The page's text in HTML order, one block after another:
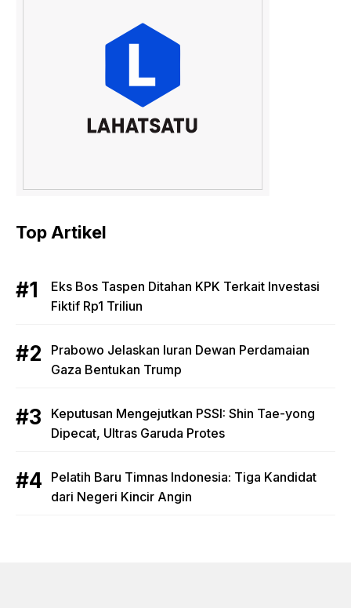
Top Artikel
Eks Bos Taspen Ditahan KPK Terkait Investasi
Fiktif Rp1 Triliun
Prabowo Jelaskan Iuran Dewan Perdamaian
Gaza Bentukan Trump
Keputusan Mengejutkan PSSI: Shin Tae-yong
Dipecat, Ultras Garuda Protes
Pelatih Baru Timnas Indonesia: Tiga Kandidat
dari Negeri Kincir Angin